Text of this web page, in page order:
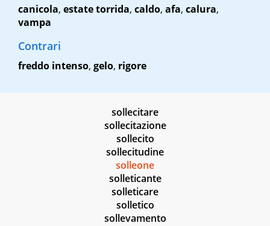
canicola, estate torrida, caldo, afa, calura,
vampa
Contrari
freddo intenso, gelo, rigore
sollecitare
sollecitazione
sollecito
sollecitudine
solleone
solleticante
solleticare
solletico
sollevamento